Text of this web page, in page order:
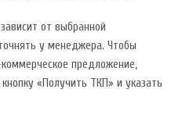
от выбранной
у менеджера. Чтобы
предложение,
«Получить ТКП» и указать